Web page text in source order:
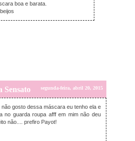
boa e barata.
Sensato segunda-feira, abril 20, 2015
não gosto dessa máscara eu tenho ela e
no guarda roupa afff em mim não deu
não.... prefiro Payot!